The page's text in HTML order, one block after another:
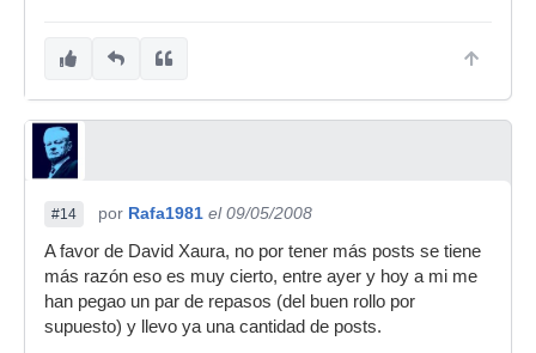
#14 por Rafa1981 el 09/05/2008
A favor de David Xaura, no por tener más posts se tiene
más razón eso es muy cierto, entre ayer y hoy a mi me
han pegao un par de repasos (del buen rollo por
supuesto) y llevo ya una cantidad de posts.